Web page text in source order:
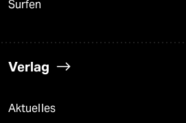
Surfen
Verlag
Aktuelles